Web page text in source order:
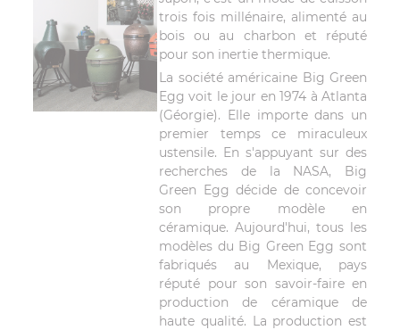
trois fois millénaire, alimenté au
bois ou au charbon et réputé
pour son inertie thermique.
La société américaine Big Green
Egg voit le jour en 1974 à Atlanta
(Géorgie). Elle importe dans un
premier temps ce miraculeux
ustensile. En s'appuyant sur des
recherches de la NASA, Big
Green Egg décide de concevoir
son propre modèle en
céramique. Aujourd'hui, tous les
modèles du Big Green Egg sont
fabriqués au Mexique, pays
réputé pour son savoir-faire en
production de céramique de
haute qualité. La production est